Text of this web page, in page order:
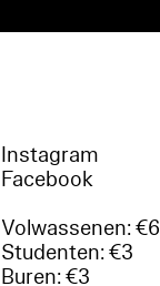
Instagram
Facebook
Volwassenen: €6
Studenten: €3
Buren: €3